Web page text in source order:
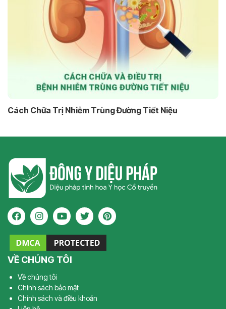
Cách Chữa Trị Nhiễm Trùng Đường Tiết Niệu
VỀ CHÚNG TÔI
Về chúng tôi
Chính sách bảo mật
Chính sách và điều khoản